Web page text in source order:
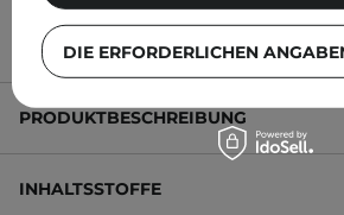
PRODUKTBESCHREIBUNG
INHALTSSTOFFE
DIE ERFORDERLICHEN